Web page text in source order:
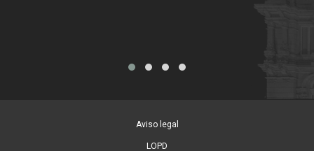
Aviso legal
LOPD